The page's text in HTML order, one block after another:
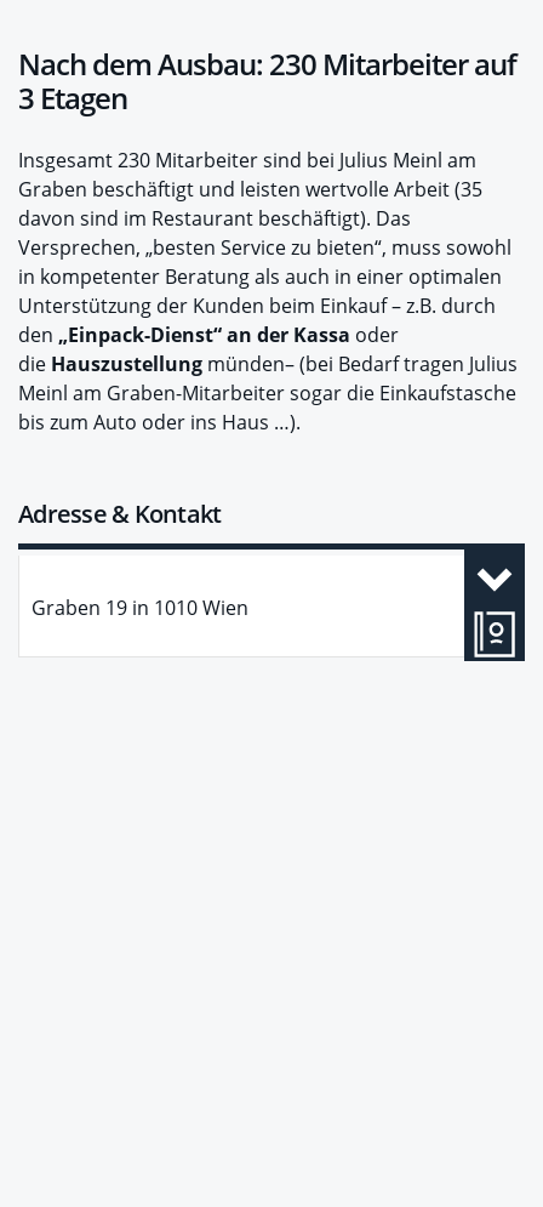
Nach dem Ausbau: 230 Mitarbeiter auf
3 Etagen
Insgesamt 230 Mitarbeiter sind bei Julius Meinl am
Graben beschäftigt und leisten wertvolle Arbeit (35
davon sind im Restaurant beschäftigt). Das
Versprechen, „besten Service zu bieten“, muss sowohl
in kompetenter Beratung als auch in einer optimalen
Unterstützung der Kunden beim Einkauf – z.B. durch
den „Einpack-Dienst“ an der Kassa oder
die Hauszustellung münden– (bei Bedarf tragen Julius
Meinl am Graben-Mitarbeiter sogar die Einkaufstasche
bis zum Auto oder ins Haus …).
Adresse & Kontakt
Graben 19 in 1010Wien